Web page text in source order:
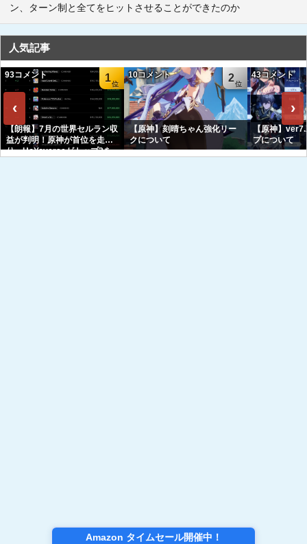
ン、ターン制と全てをヒットさせることができたのか
人気記事
‹
1
93コメント
【朗報】7月の世界セルラン収
益が判明！原神が首位を走
り、HoYoverseがトップ3を
2
10コメント
【原神】刻晴ちゃん強化リー
クについて
43コメント
【原神】
プについて
›
Amazon タイムセール開催中！